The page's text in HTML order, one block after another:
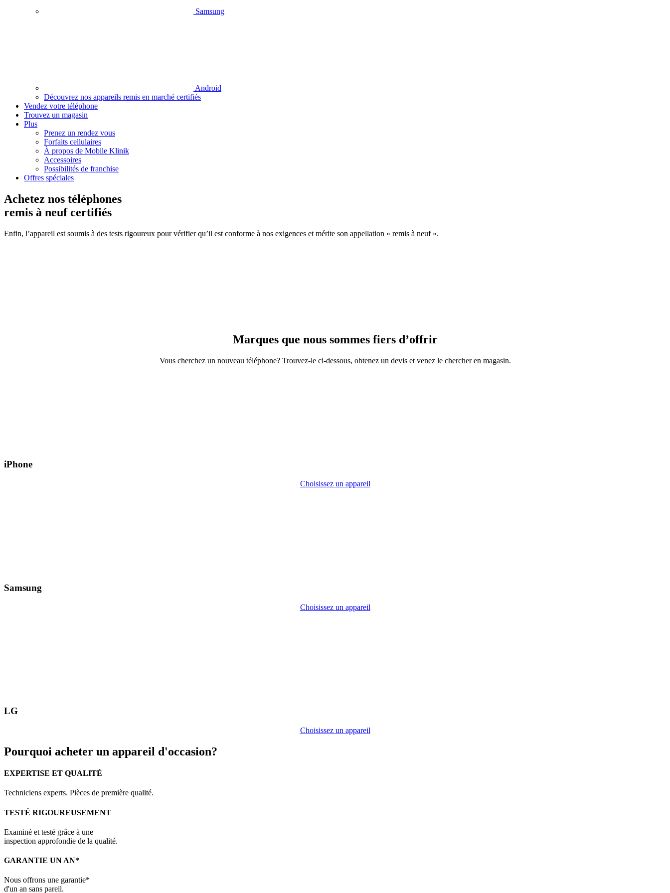
Samsung
Android
Découvrez nos appareils remis en marché certifiés
Vendez votre téléphone
Trouvez un magasin
Plus
Prenez un rendez vous
Forfaits cellulaires
À propos de Mobile Klinik
Accessoires
Possibilités de franchise
Offres spéciales
Achetez nos téléphones
remis à neuf certifiés
Enfin, l’appareil est soumis à des tests rigoureux pour vérifier qu’il est conforme à nos exigences et mérite son appellation « remis à neuf ».
Marques que nous sommes fiers d’offrir
Vous cherchez un nouveau téléphone? Trouvez-le ci-dessous, obtenez un devis et venez le chercher en magasin.
iPhone
Choisissez un appareil
Samsung
Choisissez un appareil
LG
Choisissez un appareil
Pourquoi acheter un appareil d'occasion?
EXPERTISE ET QUALITÉ
Techniciens experts. Pièces de première qualité.
TESTÉ RIGOUREUSEMENT
Examiné et testé grâce à une
inspection approfondie de la qualité.
GARANTIE UN AN*
Nous offrons une garantie*
d'un an sans pareil.